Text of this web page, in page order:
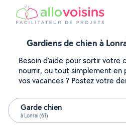
Gardiens de chien à
Besoin d'aide pour sortir votre
nourrir, ou tout simplement en
vos vacances ? Postez votre
Garde chien
à Lonrai (61)